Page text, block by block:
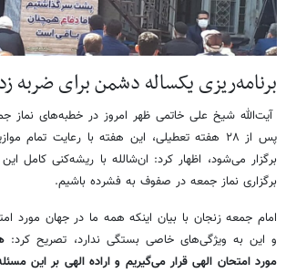
برنامه‌ریزی یکساله دشمن برای ضربه
آیت‌الله شیخ علی خاتمی ظهر امروز در خطبه‌های نماز
پس از ۲۸ هفته تعطیلی، این هفته با رعایت تمام
برگزار می‌شود، اظهار کرد: ان‌شالله با ریشه‌کنی
برگزاری نماز جمعه در صفوف به فشرده باشیم.
امام جمعه زنجان با بیان اینکه همه ما در جهان مورد
و این به ویژگی‌های خاصی بستگی ندارد، تصریح کرد:
مورد امتحان الهی قرار می‌گیریم و اراده الهی بر این